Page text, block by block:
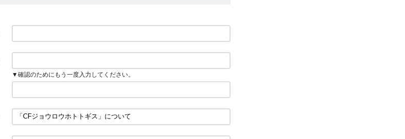
▼確認のためにもう一度入力してください。